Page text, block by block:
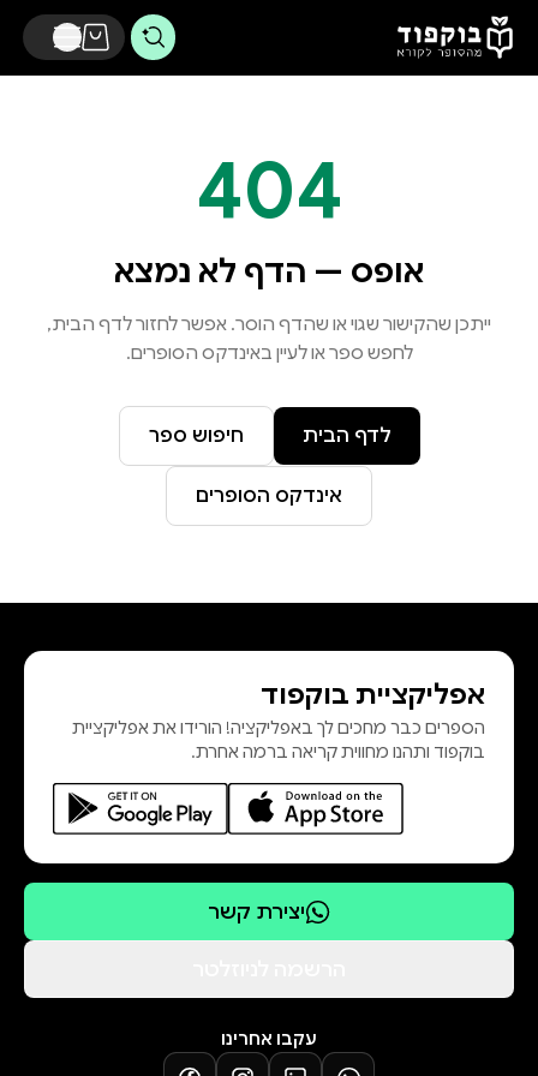
דלג לתוכן הראשי
404
אופס — הדף לא נמצא
ייתכן שהקישור שגוי או שהדף הוסר. אפשר לחזור לדף הבית,
לחפש ספר או לעיין באינדקס הסופרים.
לדף הבית חיפוש ספר
אינדקס הסופרים
אפליקציית בוקפוד
הספרים כבר מחכים לך באפליקציה! הורידו את אפליקציית
בוקפוד ותהנו מחווית קריאה ברמה אחרת.
יצירת קשר
עקבו אחרינו